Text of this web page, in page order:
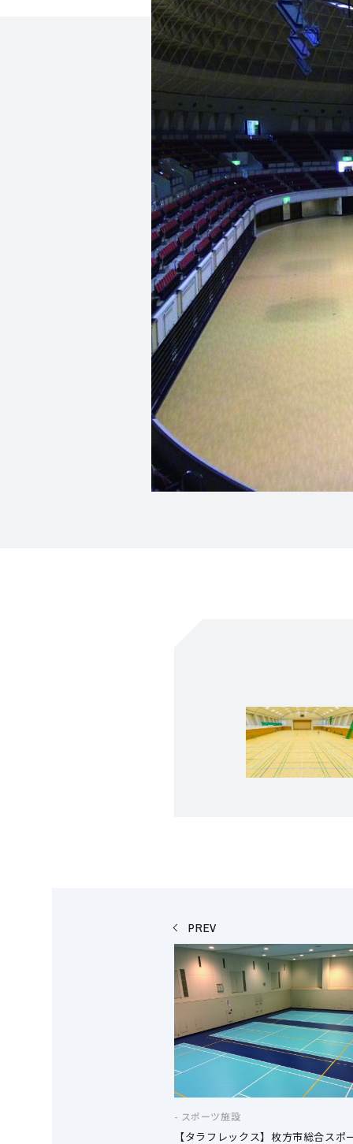
PREV
スポーツ施設
【タラフレックス】枚方市総合スポ